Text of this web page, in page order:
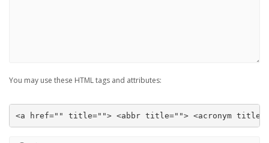
You may use these HTML tags and attributes:
<a href="" title=""> <abbr title=""> <acronym